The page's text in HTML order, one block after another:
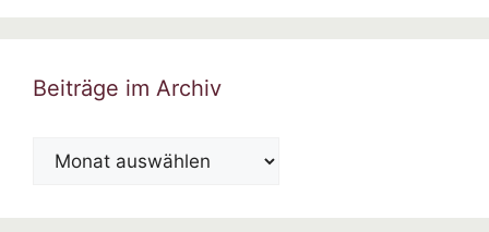
Beiträge im Archiv
Beiträge